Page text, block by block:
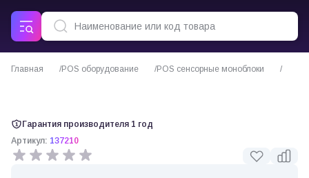
Главная POS оборудование
POS сенсорные моноблоки
Гарантия производителя 1 год
Артикул: 137210